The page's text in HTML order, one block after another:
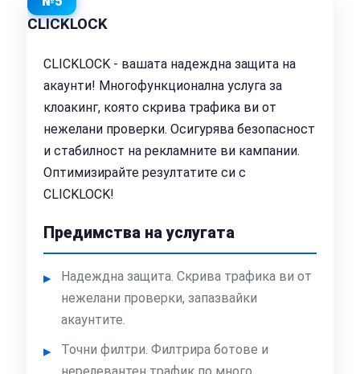
CLICKLOCK
CLICKLOCK - вашата надеждна защита на
акаунти! Многофункционална услуга за
клоакинг, която скрива трафика ви от
нежелани проверки. Осигурява безопасност
и стабилност на рекламните ви кампании.
Оптимизирайте резултатите си с
CLICKLOCK!
Предимства на услугата
Надеждна защита. Скрива трафика ви от
нежелани проверки, запазвайки
акаунтите.
Точни филтри. Филтрира ботове и
нерелевантен трафик по много